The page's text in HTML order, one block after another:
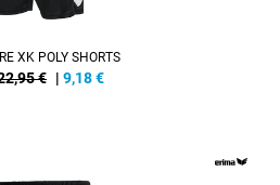
XK POLY SHORTS
€ | 9,18€